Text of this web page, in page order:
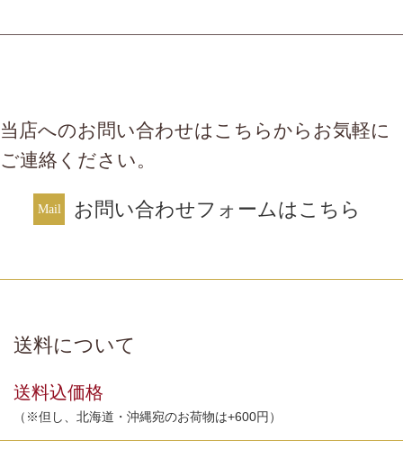
当店へのお問い合わせはこちらからお気軽に
ご連絡ください。
お問い合わせフォームはこちら
送料について
送料込価格
（※但し、北海道・沖縄宛のお荷物は+600円）